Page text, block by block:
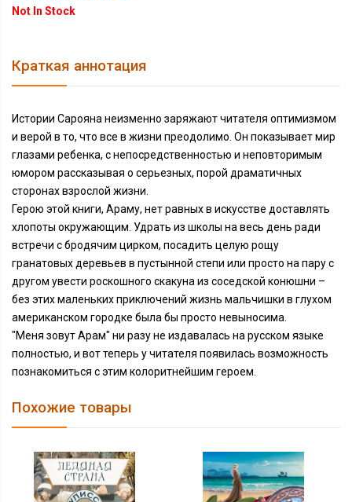
Not In Stock
Краткая аннотация
Истории Сарояна неизменно заряжают читателя оптимизмом
и верой в то, что все в жизни преодолимо. Он показывает мир
глазами ребенка, с непосредственностью и неповторимым
юмором рассказывая о серьезных, порой драматичных
сторонах взрослой жизни.
Герою этой книги, Араму, нет равных в искусстве доставлять
хлопоты окружающим. Удрать из школы на весь день ради
встречи с бродячим цирком, посадить целую рощу
гранатовых деревьев в пустынной степи или просто на пару с
другом увести роскошного скакуна из соседской конюшни –
без этих маленьких приключений жизнь мальчишки в глухом
американском городке была бы просто невыносима.
"Меня зовут Арам" ни разу не издавалась на русском языке
полностью, и вот теперь у читателя появилась возможность
познакомиться с этим колоритнейшим героем.
Похожие товары